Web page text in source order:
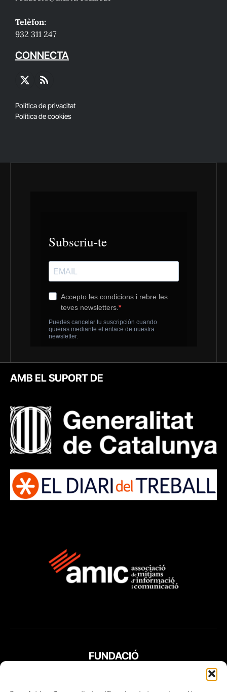
Telèfon:
932 311 247
CONNECTA
X
RSS
Política de privacitat
Política de cookies
AMB EL SUPORT DE
FUNDACIÓ